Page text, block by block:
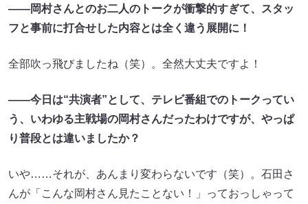
――岡村さんとのお二人のトークが衝撃的すぎて、スタッ
フと事前に打合せした内容とは全く違う展開に！
全部吹っ飛びましたね（笑）。全然大丈夫ですよ！
――今日は“共演者”として、テレビ番組でのトークってい
う、いわゆる主戦場の岡村さんだったわけですが、やっぱ
り普段とは違いましたか？
いや……それが、あんまり変わらないです（笑）。石田さ
んが「こんな岡村さん見たことない！」っておっしゃって